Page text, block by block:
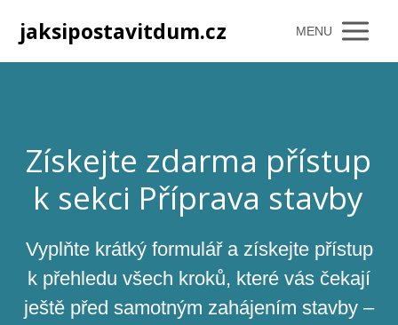
jaksipostavitdum.cz MENU
Získejte zdarma přístup
k sekci Příprava stavby
Vyplňte krátký formulář a získejte přístup
k přehledu všech kroků, které vás čekají
ještě před samotným zahájením stavby –